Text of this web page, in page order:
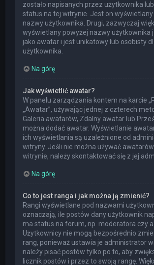
zostało napisanych przez użytkownika
status na tej witrynie. Jest on wyświetlany
nazwy użytkownika. Drugi, zazwyczaj
wyświetlany powyżej nazwy użytkownika
jako awatar i jest unikatowy lub osobisty
użytkownika.
Na górę
Jak wyświetlić awatar?
W panelu zarządzania kontem na karcie
„Awatar”, używając jednej z czterech
Galeria awatarów, Zdalny awatar lub
można dodać awatar. Wyświetlanie
ich wyświetlania są uzależnione od
witryny. Jeśli nie można używać
witrynie, należy skontaktować się z jej
Na górę
Co to jest ranga i jak można ją zmienić?
Rangi wyświetlane pod nazwami
oznaczają, ile postów dany użytkownik
ma status na forum, np. moderatora czy
Użytkownicy nie mogą bezpośrednio
rang, ponieważ ustawia je administrator
należy pisać postów tylko po to, aby
licznik postów i przez to swoją rangę.